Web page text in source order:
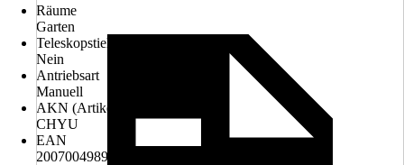
Räume
Garten
Teleskopstiel
Nein
Antriebsart
Manuell
AKN (Artikelkurznummer)
CHYU
EAN
2007004989780, 2007005465368, 4306517192051